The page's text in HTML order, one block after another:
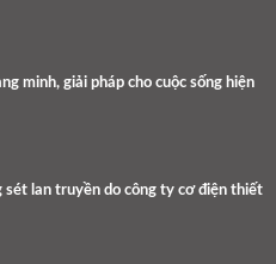
minh, giải pháp cho cuộc sống hiện
sét lan truyền do công ty cơ điện thiết